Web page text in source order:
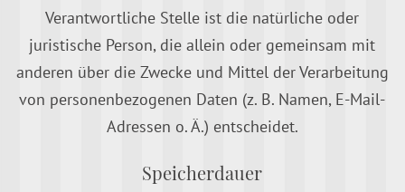
Verantwortliche Stelle ist die natürliche oder
juristische Person, die allein oder gemeinsam mit
anderen über die Zwecke und Mittel der Verarbeitung
von personenbezogenen Daten (z. B. Namen, E-Mail-
Adressen o. Ä.) entscheidet.
Speicherdauer